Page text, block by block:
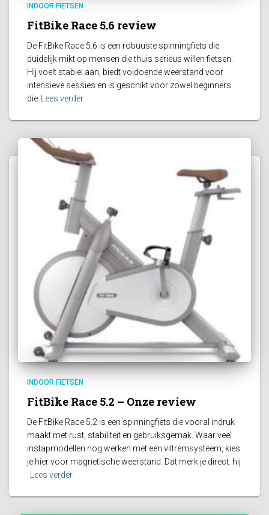
INDOOR FIETSEN
FitBike Race 5.6 review
De FitBike Race 5.6 is een robuuste spinningfiets die
duidelijk mikt op mensen die thuis serieus willen fietsen.
Hij voelt stabiel aan, biedt voldoende weerstand voor
intensieve sessies en is geschikt voor zowel beginners
die Lees verder
INDOOR FIETSEN
FitBike Race 5.2 – Onze review
De FitBike Race 5.2 is een spinningfiets die vooral indruk
maakt met rust, stabiliteit en gebruiksgemak. Waar veel
instapmodellen nog werken met een viltremsysteem, kies
je hier voor magnetische weerstand. Dat merk je direct: hij
Lees verder